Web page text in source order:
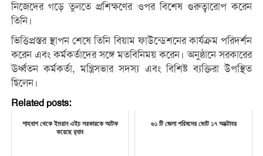
নিজেদের গড়ে তুলতে প্রশিক্ষণের ওপর বিশেষ গুরুত্বারোপ করেন
তিনি।
ভিত্তিপ্রস্তর স্থাপন শেষে তিনি বিয়াম ফাউন্ডেশনের কার্যক্রম পরিদর্শন
করেন এবং কর্মকর্তাদের সঙ্গে মতবিনিময় করেন। অনুষ্ঠানে সরকারের
ঊর্ধ্বতন কর্মকর্তা, মন্ত্রিসভার সদস্য এবং বিশিষ্ট ব্যক্তিরা উপস্থিত
ছিলেন।
Related posts:
শাহবাগ থেকে ইমরান এইচ সরকারকে আটক
করেছে র‌্যাব
৬১ টি জেলা পরিষদের ভোট ১৭ অক্টোবর